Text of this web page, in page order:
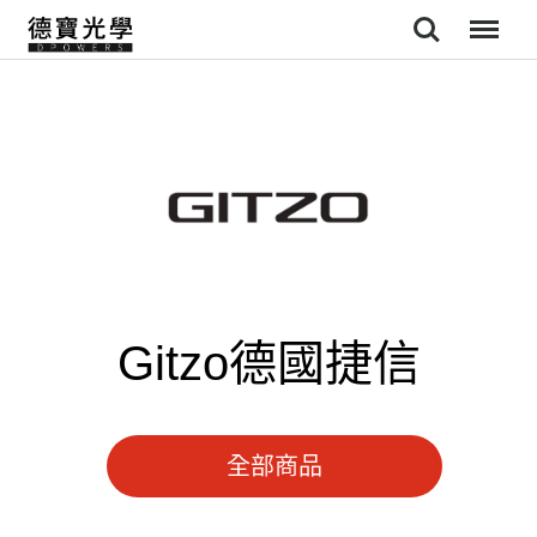
Search
Gitzo德國捷信
全部商品